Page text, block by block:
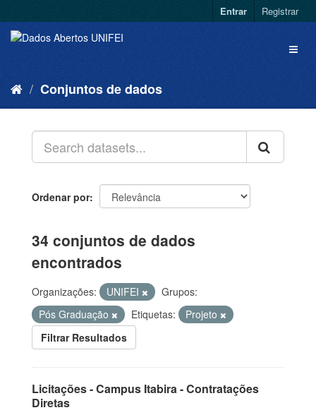
Entrar Registrar
Conjuntos de dados
Ordenar por
34 conjuntos de dados
encontrados
Organizações: UNIFEI
Grupos:
Pós Graduação
Etiquetas:
Projeto
Filtrar Resultados
Licitações - Campus Itabira - Contratações
Diretas